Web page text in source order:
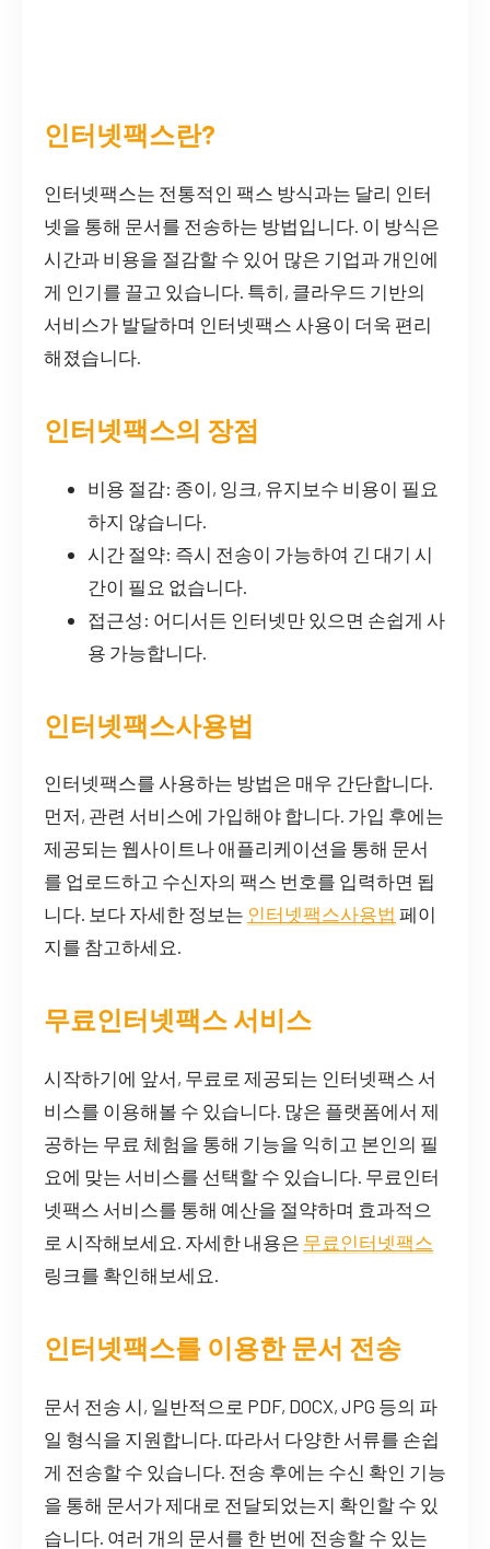
인터넷팩스란?
인터넷팩스는 전통적인 팩스 방식과는 달리 인터
넷을 통해 문서를 전송하는 방법입니다. 이 방식은
시간과 비용을 절감할 수 있어 많은 기업과 개인에
게 인기를 끌고 있습니다. 특히, 클라우드 기반의
서비스가 발달하며 인터넷팩스 사용이 더욱 편리
해졌습니다.
인터넷팩스의 장점
비용 절감: 종이, 잉크, 유지보수 비용이 필요
하지 않습니다.
시간 절약: 즉시 전송이 가능하여 긴 대기 시
간이 필요 없습니다.
접근성: 어디서든 인터넷만 있으면 손쉽게 사
용 가능합니다.
인터넷팩스사용법
인터넷팩스를 사용하는 방법은 매우 간단합니다.
먼저, 관련 서비스에 가입해야 합니다. 가입 후에는
제공되는 웹사이트나 애플리케이션을 통해 문서
를 업로드하고 수신자의 팩스 번호를 입력하면 됩
니다. 보다 자세한 정보는 인터넷팩스사용법 페이
지를 참고하세요.
무료인터넷팩스 서비스
시작하기에 앞서, 무료로 제공되는 인터넷팩스 서
비스를 이용해볼 수 있습니다. 많은 플랫폼에서 제
공하는 무료 체험을 통해 기능을 익히고 본인의 필
요에 맞는 서비스를 선택할 수 있습니다. 무료인터
넷팩스 서비스를 통해 예산을 절약하며 효과적으
로 시작해보세요. 자세한 내용은 무료인터넷팩스
링크를 확인해보세요.
인터넷팩스를 이용한 문서 전송
문서 전송 시, 일반적으로 PDF, DOCX, JPG 등의 파
일 형식을 지원합니다. 따라서 다양한 서류를 손쉽
게 전송할 수 있습니다. 전송 후에는 수신 확인 기능
을 통해 문서가 제대로 전달되었는지 확인할 수 있
습니다. 여러 개의 문서를 한 번에 전송할 수 있는